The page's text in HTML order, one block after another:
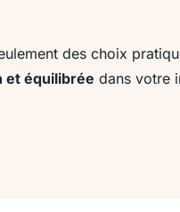
des choix
et équilibrée dans votre